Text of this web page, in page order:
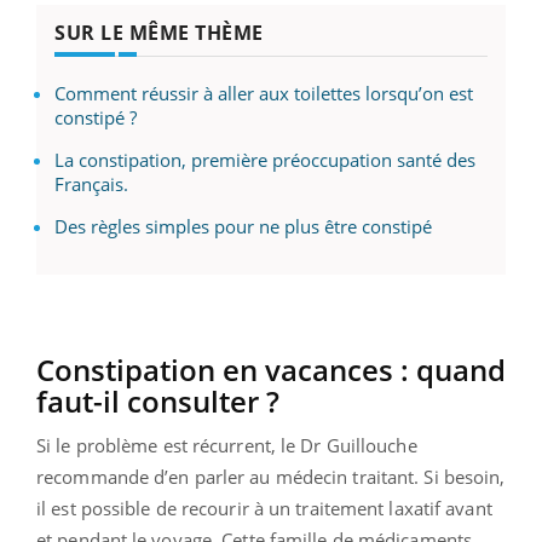
SUR LE MÊME THÈME
Comment réussir à aller aux toilettes lorsqu’on est
constipé ?
La constipation, première préoccupation santé des
Français.
Des règles simples pour ne plus être constipé
Constipation en vacances : quand
faut-il consulter ?
Si le problème est récurrent, le Dr Guillouche
recommande d’en parler au médecin traitant. Si besoin,
il est possible de recourir à un traitement laxatif avant